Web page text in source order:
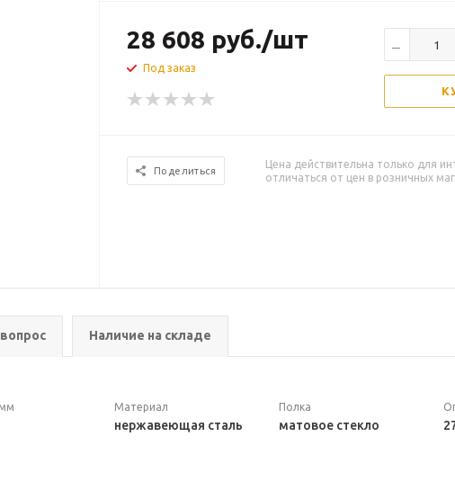
28 608 руб./шт
Под заказ
Поделиться
Цена действительна только для
отличаться от цен в розничных
Наличие на складе
Материал
нержавеющая сталь
Полка
матовое стекло